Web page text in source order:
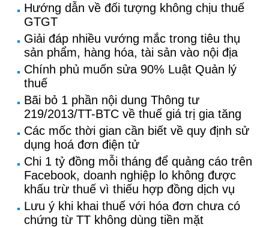
Hướng dẫn về đối tượng không chịu thuế
GTGT
Giải đáp nhiều vướng mắc trong tiêu thụ
sản phẩm, hàng hóa, tài sản vào nội địa
Chính phủ muốn sửa 90% Luật Quản lý
thuế
Bãi bỏ 1 phần nội dung Thông tư
219/2013/TT-BTC về thuế giá trị gia tăng
Các mốc thời gian cần biết về quy định sử
dụng hoá đơn điện tử
Chi 1 tỷ đồng mỗi tháng để quảng cáo trên
Facebook, doanh nghiệp lo không được
khấu trừ thuế vì thiếu hợp đồng dịch vụ
Lưu ý khi khai thuế với hóa đơn chưa có
chứng từ TT không dùng tiền mặt